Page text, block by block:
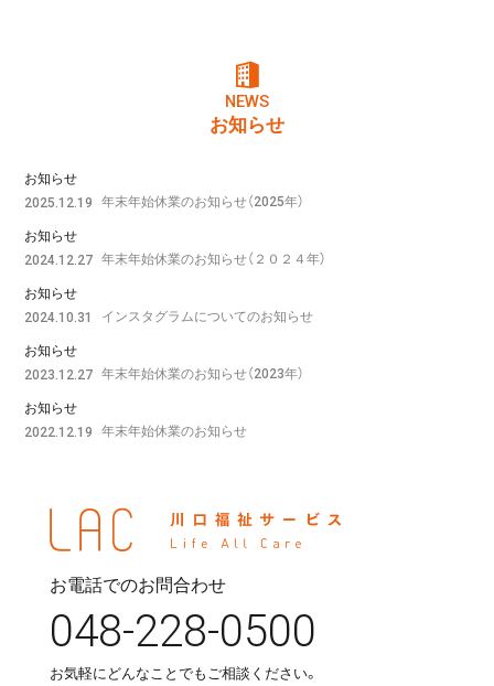
NEWS
お知らせ
2025.12.19
お知らせ
年末年始休業のお知らせ（2025年）
2024.12.27
お知らせ
年末年始休業のお知らせ（２０２４年）
2024.10.31
お知らせ
インスタグラムについてのお知らせ
2023.12.27
お知らせ
年末年始休業のお知らせ（2023年）
2022.12.19
お知らせ
年末年始休業のお知らせ
お電話でのお問合わせ
048-228-0500
お気軽にどんなことでもご相談ください。